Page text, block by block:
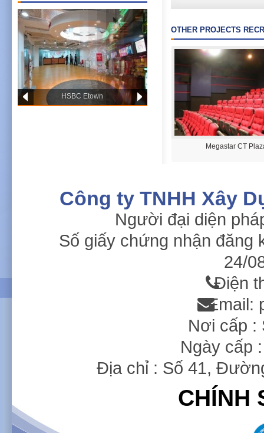
HSBC Etown
OTHER PROJECTS
Megastar CT
Công ty TNHH Xây
Người đại diện
Số giấy chứng nhận đăng
24/
Điện
Email:
Nơi cấp :
Ngày cấp
Địa chỉ : Số 41,
CHÍNH